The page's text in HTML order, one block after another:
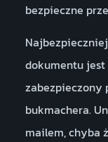
bezpieczne
dokumentu jest
zabezpieczony
bukmachera.
mailem, chyba